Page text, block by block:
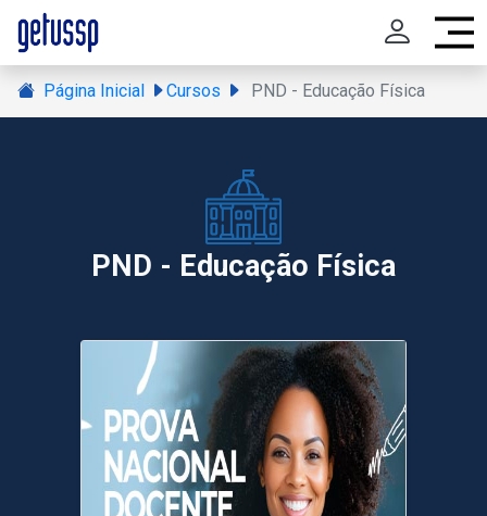
Página Inicial Cursos PND - Educação Física
PND - Educação Física